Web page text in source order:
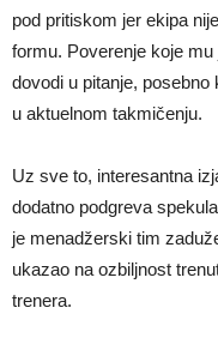
pod pritiskom jer ekipa
formu. Poverenje koje
dovodi u pitanje,
u aktuelnom takmičenju.
Uz sve to, interesantna
dodatno podgreva
je menadžerski tim
ukazao na ozbiljnost
trenera.